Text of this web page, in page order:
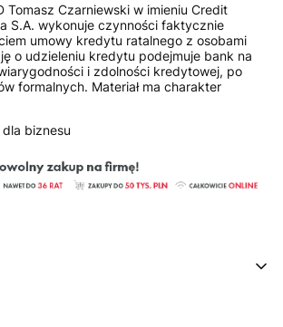
Tomasz Czarniewski w imieniu Credit
S.A. wykonuje czynności faktycznie
umowy kredytu ratalnego z osobami
o udzieleniu kredytu podejmuje bank na
i zdolności kredytowej, po
formalnych. Materiał ma charakter
biznesu